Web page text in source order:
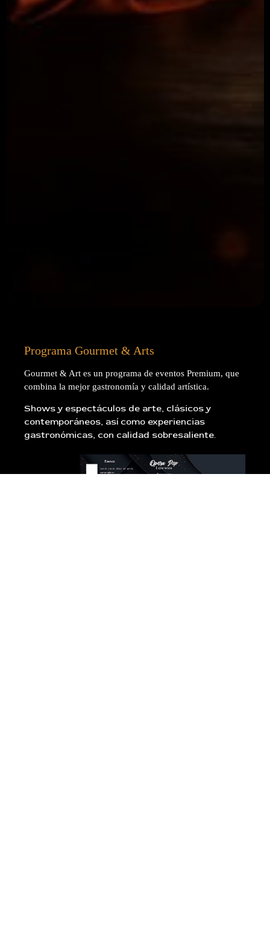
Programa Gourmet & Arts
Gourmet & Art es un programa de eventos Premium, que
combina la mejor gastronomía y calidad artística.
Shows y espectáculos de arte, clásicos y
contemporáneos, así como experiencias
gastronómicas, con calidad sobresaliente.